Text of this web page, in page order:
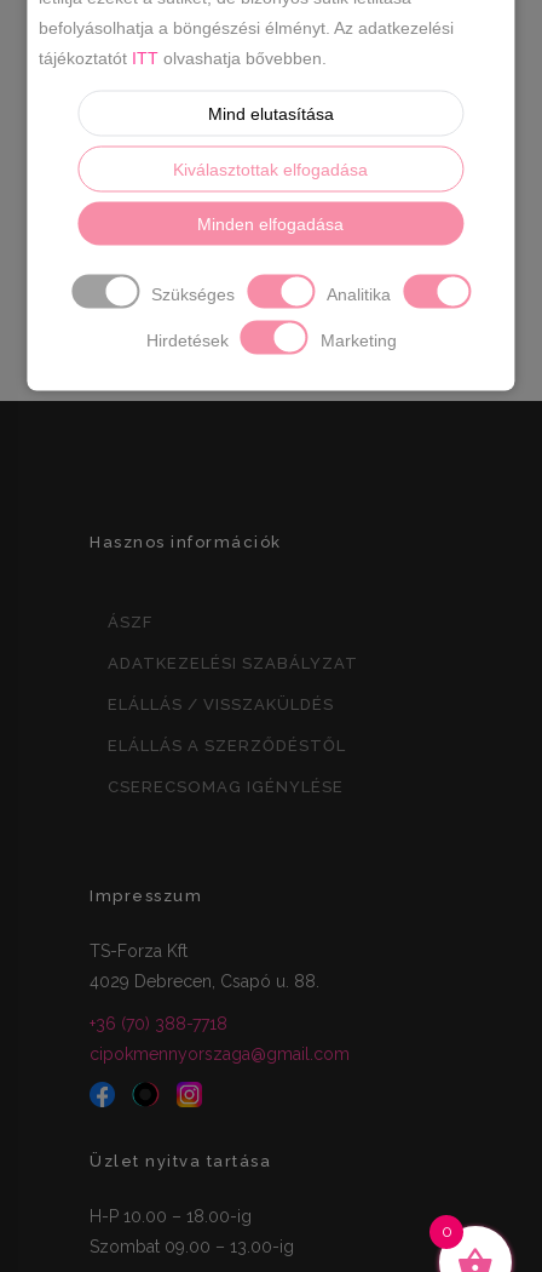
LEÍRÁS
Meleg,puha divatos sapka több színben. A
sapka kötött,polár béléses.Arany illetve
ezüsttel díszítve.Elöl a fém dísz levehető!
Színek:fehér,fekete-ezüst,fekete-
arany,grafit,bézs,ezüst,arany.
Származási
hely :EU
Hasznos információk
ÁSZF
ADATKEZELÉSI SZABÁLYZAT
ELÁLLÁS / VISSZAKÜLDÉS
ELÁLLÁS A SZERZŐDÉSTŐL
CSERECSOMAG IGÉNYLÉSE
Impresszum
TS-Forza Kft
4029 Debrecen, Csapó u. 88.
+36 (70) 388-7718
cipokmennyorszaga@gmail.com
Üzlet nyitva tartása
H-P 10.00 – 18.00-ig
Szombat 09.00 – 13.00-ig
befolyásolhatja a böngészési élményt. Az adatkezelési
tájékoztatót ITT olvashatja bővebben.
Mind elutasítása
Kiválasztottak elfogadása
Minden elfogadása
Szükséges Analitika
Hirdetések Marketing
0